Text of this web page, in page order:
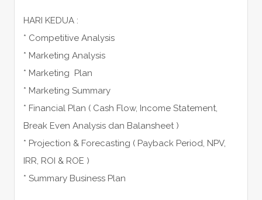
HARI KEDUA :
* Competitive Analysis
* Marketing Analysis
* Marketing Plan
* Marketing Summary
* Financial Plan ( Cash Flow, Income Statement,
Break Even Analysis dan Balansheet )
* Projection & Forecasting ( Payback Period, NPV,
IRR, ROI & ROE )
* Summary Business Plan